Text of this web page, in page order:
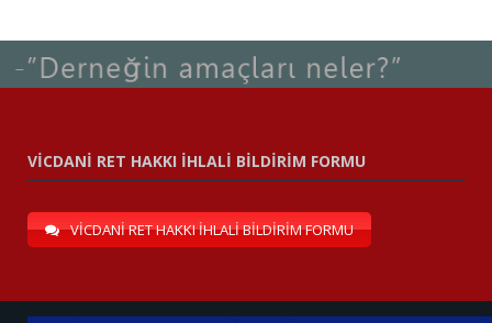
VİCDANİ RET HAKKI İHLALİ BİLDİRİM FORMU
VİCDANİ RET HAKKI İHLALİ BİLDİRİM FORMU